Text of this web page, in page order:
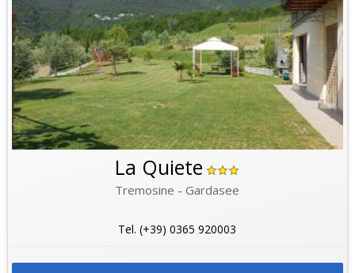
La Quiete
Tremosine - Gardasee
Tel. (+39) 0365 920003